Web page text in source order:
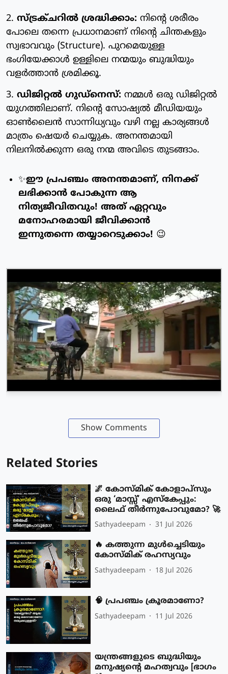
2. സ്ട്രക്ചറിൽ ശ്രദ്ധിക്കാം: നിന്റെ ശരീരം
പോലെ തന്നെ പ്രധാനമാണ് നിന്റെ ചിന്തകളും
സ്വഭാവവും (Structure). പുറമെയുള്ള
ഭംഗിയേക്കാൾ ഉള്ളിലെ നന്മയും ബുദ്ധിയും
വളർത്താൻ ശ്രമിക്കൂ.
3. ഡിജിറ്റൽ ഗുഡ്‌നെസ്: നമ്മൾ ഒരു ഡിജിറ്റൽ
യുഗത്തിലാണ്. നിന്റെ സോഷ്യൽ മീഡിയയും
ഓൺലൈൻ സാന്നിധ്യവും വഴി നല്ല കാര്യങ്ങൾ
മാത്രം ഷെയർ ചെയ്യുക. അനന്തമായി
നിലനിൽക്കുന്ന ഒരു നന്മ അവിടെ തുടങ്ങാം.
✨ഈ പ്രപഞ്ചം അനന്തമാണ്, നിനക്ക്
ലഭിക്കാൻ പോകുന്ന ആ
നിത്യജീവിതവും! അത് ഏറ്റവും
മനോഹരമായി ജീവിക്കാൻ
ഇന്നുതന്നെ തയ്യാറെടുക്കാം! 😉
Show Comments
Related Stories
🌌 കോസ്മിക് കോളാപ്സും
ഒരു ‘മാസ്സ്’ എസ്‌കേപ്പും:
ലൈഫ് തീർന്നുപോവുമോ? 🚀
Sathyadeepam 31 Jul 2026
🔥 കത്തുന്ന മുൾച്ചെടിയും
കോസ്മിക് രഹസ്യവും
Sathyadeepam 18 Jul 2026
🧠 പ്രപഞ്ചം ക്രൂരമാണോ?
Sathyadeepam 11 Jul 2026
യന്ത്രങ്ങളുടെ ബുദ്ധിയും
മനുഷ്യന്റെ മഹത്വവും [ഭാഗം